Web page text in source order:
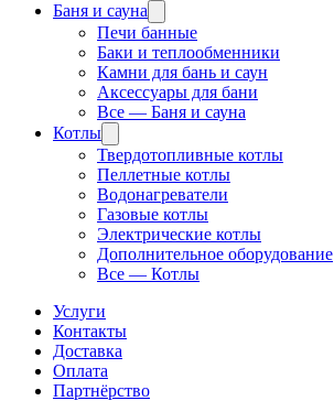
Баня и сауна
Печи банные
Баки и теплообменники
Камни для бань и саун
Аксессуары для бани
Все — Баня и сауна
Котлы
Твердотопливные котлы
Пеллетные котлы
Водонагреватели
Газовые котлы
Электрические котлы
Дополнительное оборудование
Все — Котлы
Услуги
Контакты
Доставка
Оплата
Партнёрство